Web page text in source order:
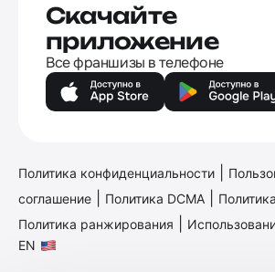
Скачайте
приложение
Все франшизы в телефоне
Политика конфиденциальности
соглашение
Политика DCMA
Политика ранжирования
EN